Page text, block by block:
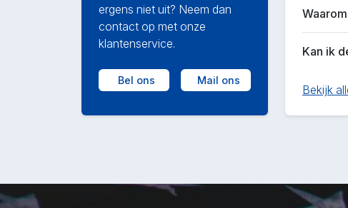
Kan ik
Bekijk
ergens niet uit? Neem dan
contact op met onze
klantenservice.
Bel ons Mail ons